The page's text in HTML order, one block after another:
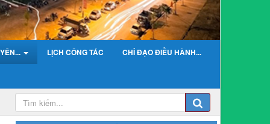
LỊCH CÔNG TÁC CHỈ ĐẠO ĐIỀU HÀNH...